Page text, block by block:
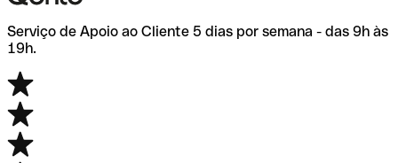
Serviço de Apoio ao Cliente 5 dias por semana - das 9h às
19h.